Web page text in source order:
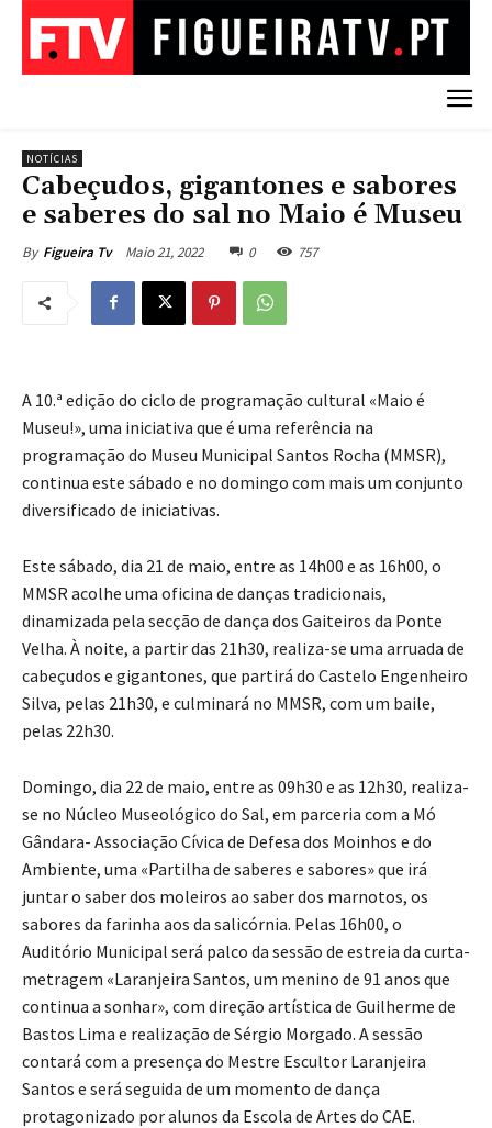
NOTÍCIAS
Cabeçudos, gigantones e sabores
e saberes do sal no Maio é Museu
By Figueira Tv Maio 21, 2022 0 757
A 10.ª edição do ciclo de programação cultural «Maio é
Museu!», uma iniciativa que é uma referência na
programação do Museu Municipal Santos Rocha (MMSR),
continua este sábado e no domingo com mais um conjunto
diversificado de iniciativas.
Este sábado, dia 21 de maio, entre as 14h00 e as 16h00, o
MMSR acolhe uma oficina de danças tradicionais,
dinamizada pela secção de dança dos Gaiteiros da Ponte
Velha. À noite, a partir das 21h30, realiza-se uma arruada de
cabeçudos e gigantones, que partirá do Castelo Engenheiro
Silva, pelas 21h30, e culminará no MMSR, com um baile,
pelas 22h30.
Domingo, dia 22 de maio, entre as 09h30 e as 12h30, realiza-
se no Núcleo Museológico do Sal, em parceria com a Mó
Gândara- Associação Cívica de Defesa dos Moinhos e do
Ambiente, uma «Partilha de saberes e sabores» que irá
juntar o saber dos moleiros ao saber dos marnotos, os
sabores da farinha aos da salicórnia. Pelas 16h00, o
Auditório Municipal será palco da sessão de estreia da curta-
metragem «Laranjeira Santos, um menino de 91 anos que
continua a sonhar», com direção artística de Guilherme de
Bastos Lima e realização de Sérgio Morgado. A sessão
contará com a presença do Mestre Escultor Laranjeira
Santos e será seguida de um momento de dança
protagonizado por alunos da Escola de Artes do CAE.